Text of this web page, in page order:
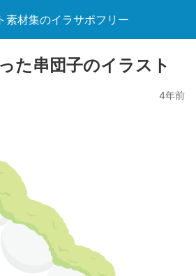
素材集のイラサポフリー
た串団子のイラスト
4年前